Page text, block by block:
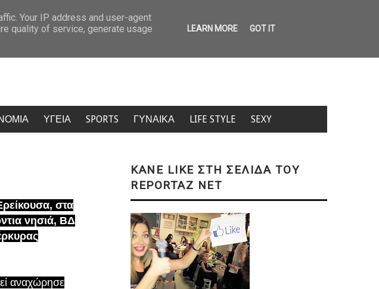
καταγγέλλοντας κλειστό σύστημα αποφάσεων
ΥΓΕΙΑ SPORTS ΓΥΝΑΙΚΑ LIFE STYLE SEXY
στα
νησιά, ΒΔ
αναχώρησε
KANE LIKE ΣΤΗ ΣΕΛΙΔΑ ΤΟΥ
REPORTAZ NET
Your IP address and user-agent
quality of service, generate usage
LEARN MORE GOT IT